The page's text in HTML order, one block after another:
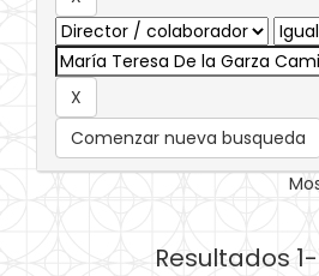
Comenzar nueva busqueda
Resultados 1-